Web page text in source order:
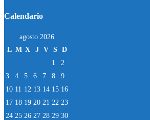
Calendario
agosto 2026
L M X J V S D
1
2
3
4 5 6 7 8
9
10 11 12 13 14 15 16
17 18 19 20 21 22 23
24 25 26 27 28 29 30